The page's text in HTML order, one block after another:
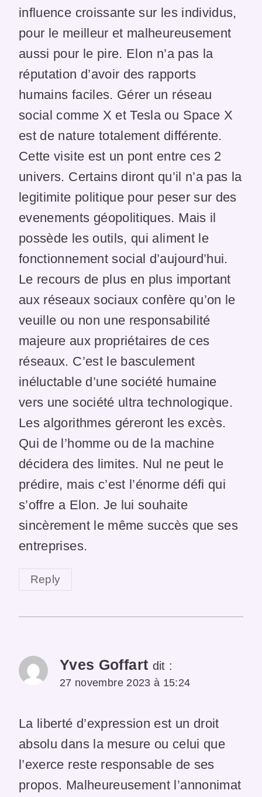
influence croissante sur les individus,
pour le meilleur et malheureusement
aussi pour le pire. Elon n’a pas la
réputation d’avoir des rapports
humains faciles. Gérer un réseau
social comme X et Tesla ou Space X
est de nature totalement différente.
Cette visite est un pont entre ces 2
univers. Certains diront qu’il n’a pas la
legitimite politique pour peser sur des
evenements géopolitiques. Mais il
possède les outils, qui aliment le
fonctionnement social d’aujourd’hui.
Le recours de plus en plus important
aux réseaux sociaux confère qu’on le
veuille ou non une responsabilité
majeure aux propriétaires de ces
réseaux. C’est le basculement
inéluctable d’une société humaine
vers une société ultra technologique.
Les algorithmes géreront les excès.
Qui de l’homme ou de la machine
décidera des limites. Nul ne peut le
prédire, mais c’est l’énorme défi qui
s’offre a Elon. Je lui souhaite
sincèrement le même succès que ses
entreprises.
Reply
Yves Goffart dit :
27 novembre 2023 à 15:24
La liberté d’expression est un droit
absolu dans la mesure ou celui que
l’exerce reste responsable de ses
propos. Malheureusement l’annonimat